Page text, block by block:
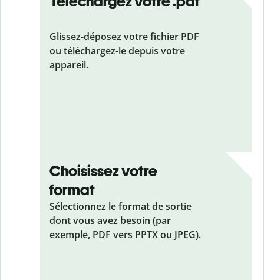
Glissez-déposez votre fichier PDF
ou téléchargez-le depuis votre
appareil.
Choisissez votre
format
Sélectionnez le format de sortie
dont vous avez besoin (par
exemple, PDF vers PPTX ou JPEG).